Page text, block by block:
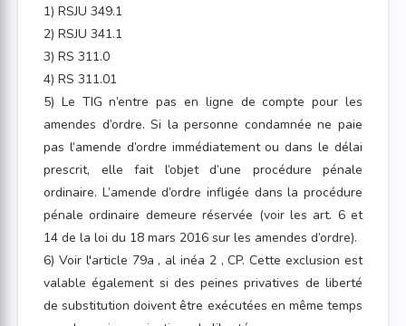
1) RSJU 349.1
2) RSJU 341.1
3) RS 311.0
4) RS 311.01
5) Le TIG n’entre pas en ligne de compte pour les
amendes d’ordre. Si la personne condamnée ne paie
pas l’amende d’ordre immédiatement ou dans le délai
prescrit, elle fait l’objet d’une procédure pénale
ordinaire. L’amende d’ordre infligée dans la procédure
pénale ordinaire demeure réservée (voir les art. 6 et
14 de la loi du 18 mars 2016 sur les amendes d’ordre).
6) Voir l'article 79a , al inéa 2 , CP. Cette exclusion est
valable également si des peines privatives de liberté
de substitution doivent être exécutées en même temps